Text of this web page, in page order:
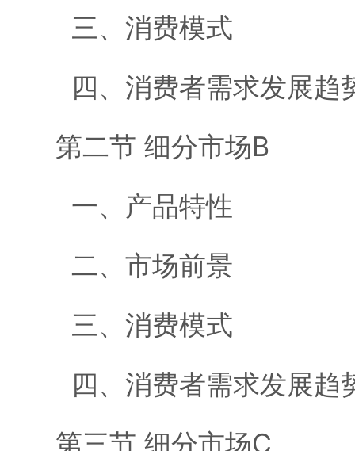
三、消费模式
四、消费者需求发展趋
第二节 细分市场B
一、产品特性
二、市场前景
三、消费模式
四、消费者需求发展趋
第三节 细分市场C